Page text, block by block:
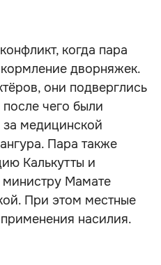
когда пара
кормление дворняжек.
они подверглись
чего были
медицинской
Пара также
Калькутты и
министру Мамате
При этом местные
насилия.